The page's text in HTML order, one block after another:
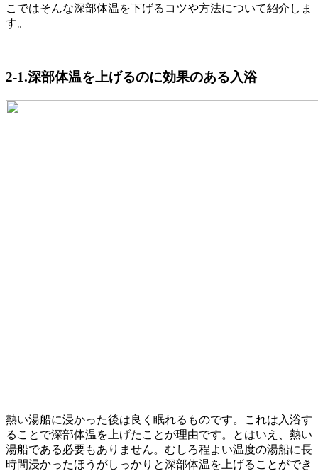
こではそんな深部体温を下げるコツや方法について紹介しま
す。
2-1.深部体温を上げるのに効果のある入浴
熱い湯船に浸かった後は良く眠れるものです。これは入浴す
ることで深部体温を上げたことが理由です。とはいえ、熱い
湯船である必要もありません。むしろ程よい温度の湯船に長
時間浸かったほうがしっかりと深部体温を上げることができ